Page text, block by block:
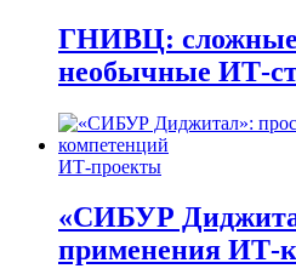
ГНИВЦ: сложные
необычные
ИТ-проекты
«СИБУР
применения ИТ-